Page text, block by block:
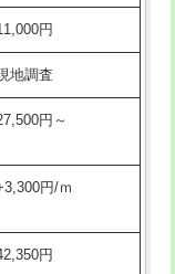
円
地調査
円～
円/ｍ
円